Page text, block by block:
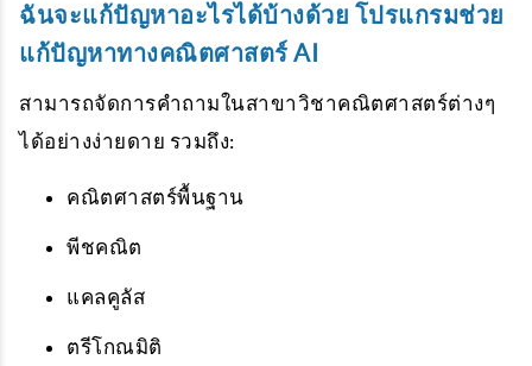
ฉันจะแก้ปัญหาอะไรได้บ้างด้วย โปรแกรมช่วย
แก้ปัญหาทางคณิตศาสตร์ AI
สามารถจัดการคำถามในสาขาวิชาคณิตศาสตร์ต่างๆ
ได้อย่างง่ายดาย รวมถึง:
คณิตศาสตร์พื้นฐาน
พีชคณิต
แคลคูลัส
ตรีโกณมิติ